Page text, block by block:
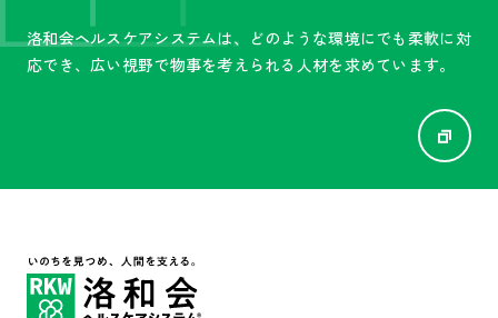
洛和会ヘルスケアシステムは、 どのような環境にでも柔軟に対
応でき、広い視野で物事を考えられる人材を求めています。